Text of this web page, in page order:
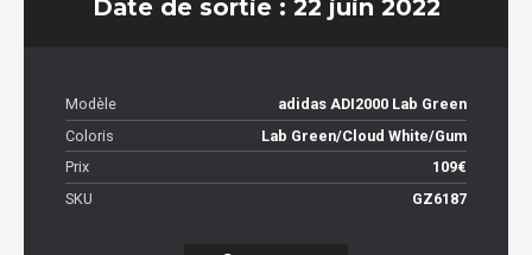
Date de sortie : 22 juin 2022
Modèle
adidas ADI2000 Lab Green
Coloris
Lab Green/Cloud White/Gum
Prix
109€
SKU
GZ6187